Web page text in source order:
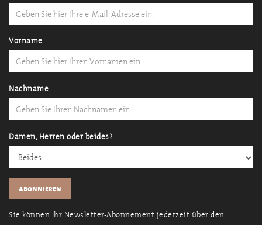
Vorname
Nachname
Damen, Herren oder beides?
Sie können Ihr Newsletter-Abonnement jederzeit über den